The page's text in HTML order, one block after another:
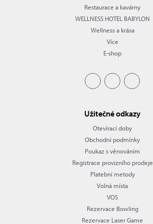
Restaurace a kavárny
WELLNESS HOTEL BABYLON
Wellness a krása
Více
E-shop
Užitečné odkazy
Otevírací doby
Obchodní podmínky
Poukaz s věnováním
Registrace provizního prodeje
Platební metody
Volná místa
VOS
Rezervace Bowling
Rezervace Laser Game